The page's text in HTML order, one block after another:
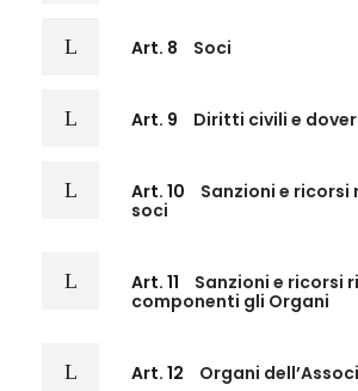
Art. 8 Soci
Art. 9 Diritti civili e
Art. 10
Sanzioni e
soci
Art. 11
Sanzioni e ricorsi
componenti gli Organi
Art. 12 Organi